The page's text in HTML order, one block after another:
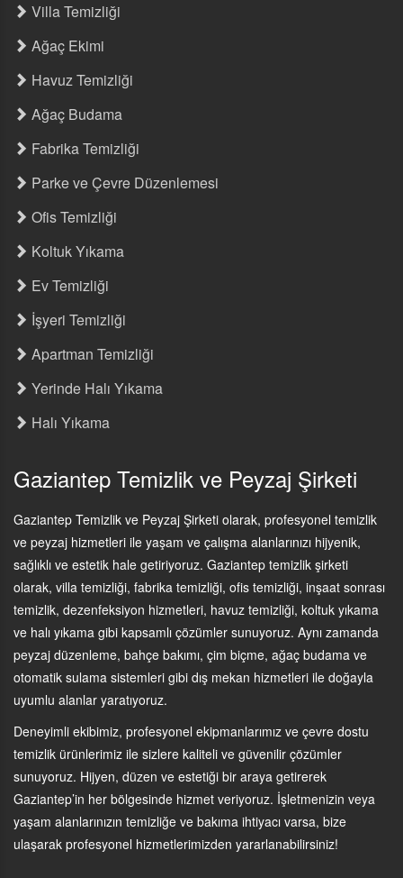
Villa Temizliği
Ağaç Ekimi
Havuz Temizliği
Ağaç Budama
Fabrika Temizliği
Parke ve Çevre Düzenlemesi
Ofis Temizliği
Koltuk Yıkama
Ev Temizliği
İşyeri Temizliği
Apartman Temizliği
Yerinde Halı Yıkama
Halı Yıkama
Gaziantep Temizlik ve Peyzaj Şirketi
Gaziantep Temizlik ve Peyzaj Şirketi olarak, profesyonel temizlik
ve peyzaj hizmetleri ile yaşam ve çalışma alanlarınızı hijyenik,
sağlıklı ve estetik hale getiriyoruz. Gaziantep temizlik şirketi
olarak, villa temizliği, fabrika temizliği, ofis temizliği, inşaat sonrası
temizlik, dezenfeksiyon hizmetleri, havuz temizliği, koltuk yıkama
ve halı yıkama gibi kapsamlı çözümler sunuyoruz. Aynı zamanda
peyzaj düzenleme, bahçe bakımı, çim biçme, ağaç budama ve
otomatik sulama sistemleri gibi dış mekan hizmetleri ile doğayla
uyumlu alanlar yaratıyoruz.
Deneyimli ekibimiz, profesyonel ekipmanlarımız ve çevre dostu
temizlik ürünlerimiz ile sizlere kaliteli ve güvenilir çözümler
sunuyoruz. Hijyen, düzen ve estetiği bir araya getirerek
Gaziantep’in her bölgesinde hizmet veriyoruz. İşletmenizin veya
yaşam alanlarınızın temizliğe ve bakıma ihtiyacı varsa, bize
ulaşarak profesyonel hizmetlerimizden yararlanabilirsiniz!